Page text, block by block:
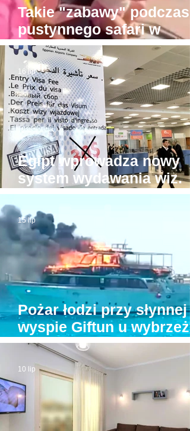
Takie "zabawy" podczas
pustynnego safari w
Hurghadzie. Co trzeba
mieć w głowie, żeby na to
pozwolić?!
Egipt wprowadza nowy
system wydawania wiz.
Będzie drożej!
16 lip
Pożar łodzi przy słynnej
wyspie Giftun u wybrzeży
Hurghady. Na pokładzie
było kilkunastu turystów
15 lip
10 lip